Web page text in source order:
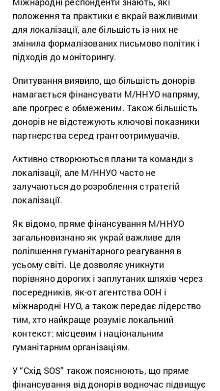
положення та практики є вкрай важливими
для локалізації, але більшість із них не
змінила формалізованих письмово політик і
підходів до моніторингу.
Опитування виявило, що більшість донорів
намагається фінансувати М/ННУО напряму,
але прогрес є обмеженим. Також більшість
донорів не відстежують ключові показники
партнерства серед грантоотримувачів.
Активно створюються плани та команди з
локалізації, але М/ННУО часто не
залучаються до розроблення стратегій
локалізації.
Як відомо, пряме фінансування М/ННУО
загальновизнано як украй важливе для
поліпшення гуманітарного реагування в
усьому світі. Це дозволяє уникнути
порівняно дорогих і заплутаних шляхів через
посередників, як-от агентства ООН і
міжнародні НУО, а також передає лідерство
тим, хто найкраще розуміє локальний
контекст: місцевим і національним
гуманітарним організаціям.
У “Схід SOS” також пояснюють, що пряме
фінансування від донорів водночас підвищує